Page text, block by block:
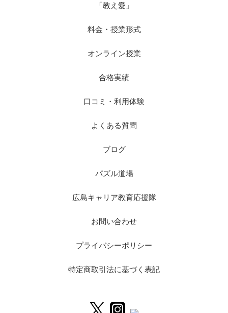
「教え愛」
料金・授業形式
オンライン授業
合格実績
口コミ・利用体験
よくある質問
ブログ
パズル道場
広島キャリア教育応援隊
お問い合わせ
プライバシーポリシー
特定商取引法に基づく表記